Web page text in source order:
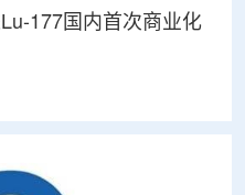
177国内首次商业化